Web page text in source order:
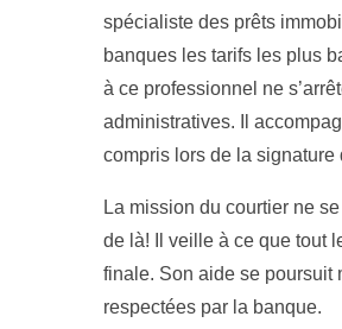
spécialiste des prêts
banques les tarifs les plus
à ce professionnel ne
administratives. Il
compris lors de la signature
La mission du courtier ne
de là! Il veille à ce que tout
finale. Son aide se poursuit
respectées par la banque.